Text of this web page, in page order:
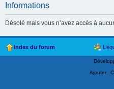
Informations
Désolé mais vous n’avez accès à
Index du forum
Ajouter